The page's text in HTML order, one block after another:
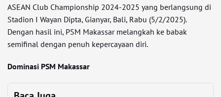
ASEAN Club Championship 2024-2025 yang berlangsung di
Stadion I Wayan Dipta, Gianyar, Bali, Rabu (5/2/2025).
Dengan hasil ini, PSM Makassar melangkah ke babak
semifinal dengan penuh kepercayaan diri.
Dominasi PSM Makassar